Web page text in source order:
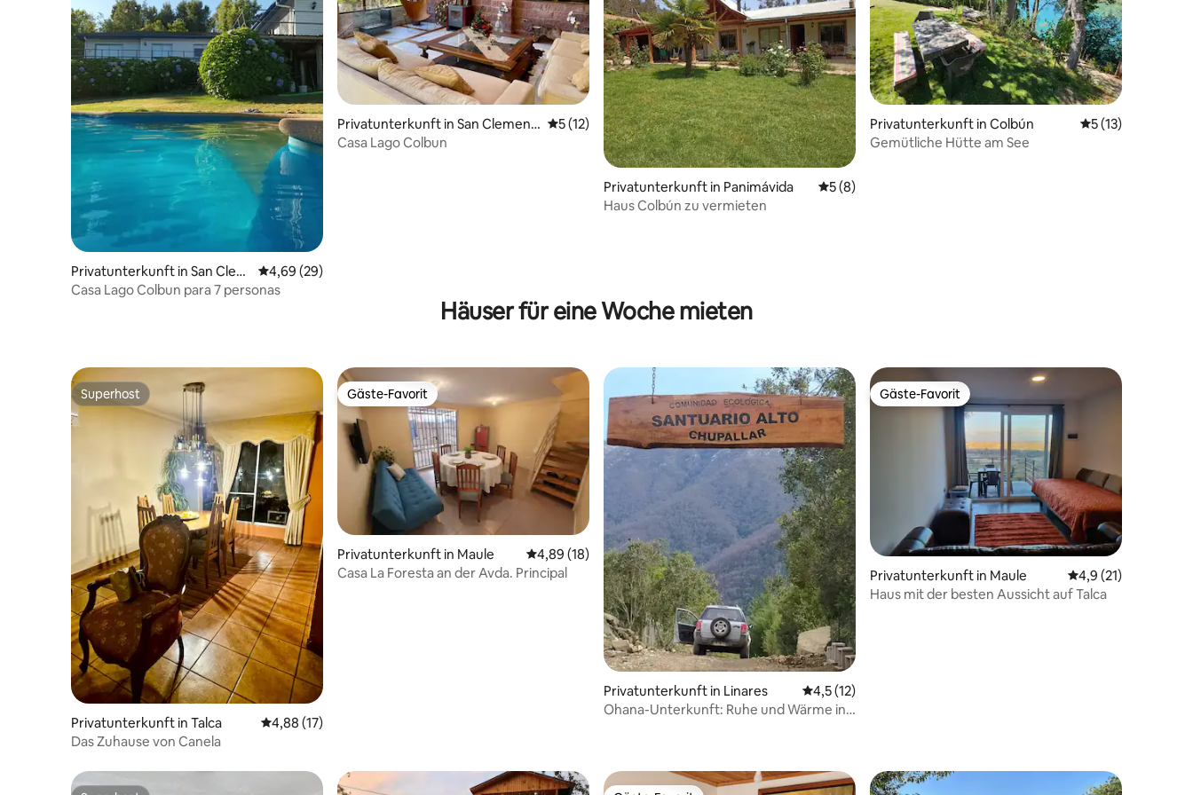
Privatunterkunft in San Clem
ente
Durchschnittliche Bewertung: 4,69 von 5, 29 Bewertungen
4,69 (29)
Casa Lago Colbun para 7 personas
Privatunterkunft in San Clement
e
Durchschnittliche Bewertung: 5 von 5, 12 Bewertungen
5 (12)
Casa Lago Colbun
Privatunterkunft in Panimávida Durchschnittliche Bewertung: 5 von 5, 8 Bewertungen
5 (8)
Haus Colbún zu vermieten
Privatunterkunft in Colbún Durchschnittliche
5 (13)
Gemütliche Hütte am See
Häuser für eine Woche mieten
Superhost
Superhost
Privatunterkunft in Talca Durchschnittliche Bewertung: 4,88 von 5, 17 Bewertungen
4,88 (17)
Das Zuhause von Canela
Gäste-Favorit
Gäste-Favorit
Privatunterkunft in Maule Durchschnittliche Bewertung: 4,89 von 5, 18 Bewertungen
4,89 (18)
Casa La Foresta an der Avda. Principal
Privatunterkunft in Linares Durchschnittliche Bewertung: 4,5 von 5, 12 Bewertungen
4,5 (12)
Ohana-Unterkunft: Ruhe und Wärme in
Gäste-Favorit
Gäste-Favorit
Privatunterkunft in Maule Durchschnittliche
4,9 (21)
Haus mit der besten Aussicht auf Talca